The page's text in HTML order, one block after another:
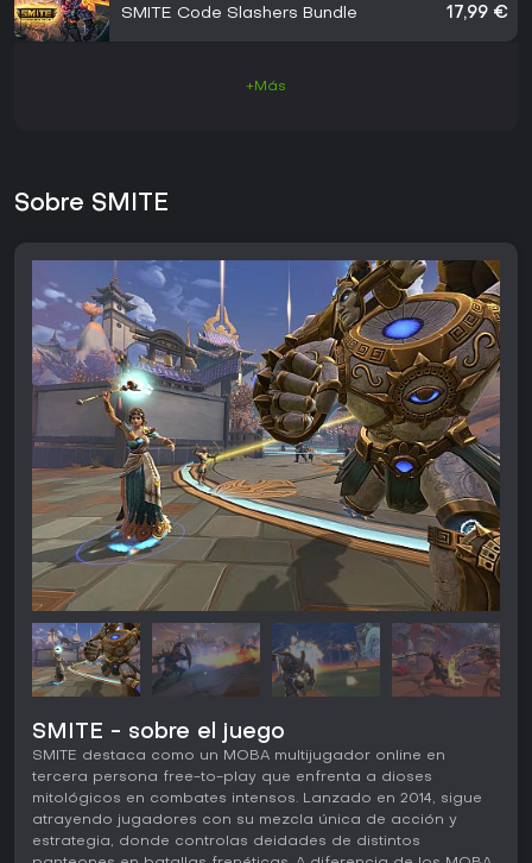
SMITE Code Slashers Bundle 17,99 €
+Más
Sobre SMITE
SMITE - sobre el juego
SMITE destaca como un MOBA multijugador online en
tercera persona free-to-play que enfrenta a dioses
mitológicos en combates intensos. Lanzado en 2014, sigue
atrayendo jugadores con su mezcla única de acción y
estrategia, donde controlas deidades de distintos